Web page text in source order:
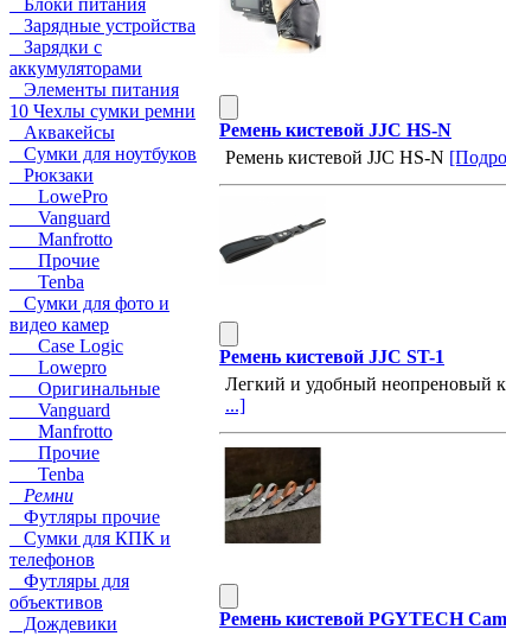
Блоки питания
Зарядные устройства
Зарядки с
аккумуляторами
Элементы питания
10 Чехлы сумки ремни
Аквакейсы
Сумки для ноутбуков
Рюкзаки
LowePro
Vanguard
Manfrotto
Прочие
Tenba
Сумки для фото и
видео камер
Case Logic
Lowepro
Оригинальные
Vanguard
Manfrotto
Прочие
Tenba
Ремни
Футляры прочие
Сумки для КПК и
телефонов
Футляры для
объективов
Дождевики
Ремень кистевой JJC HS-N
Ремень кистевой JJC HS-N
Ремень кистевой JJC ST-1
Легкий и удобный неопреновый
...]
Ремень кистевой PGYTECH